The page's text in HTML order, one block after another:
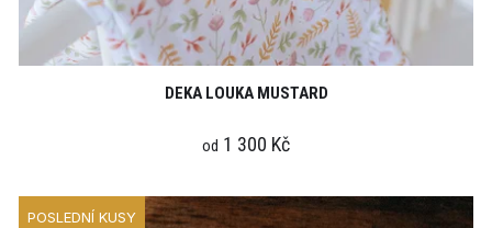
DEKA LOUKA MUSTARD
od 1 300 Kč
POSLEDNÍ KUSY